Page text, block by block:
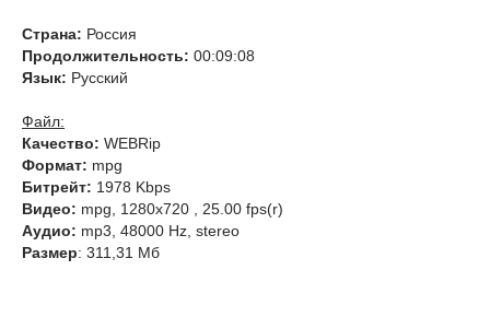
Страна: Россия
Продолжительность: 00:09:08
Язык: Русский
Файл:
Качество: WEBRip
Формат: mpg
Битрейт: 1978 Kbps
Видео: mpg, 1280х720 , 25.00 fps(r)
Аудио: mp3, 48000 Hz, stereo
Размер: 311,31 Мб